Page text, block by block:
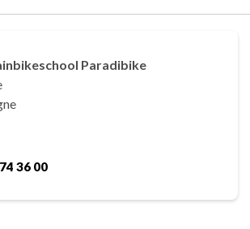
Paradibike
36 00